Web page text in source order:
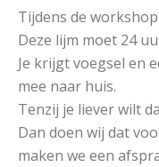
Tijdens de
Deze lijm moet 24
Je krijgt voegsel en
mee naar huis.
Tenzij je liever wilt
Dan doen wij dat
maken we een